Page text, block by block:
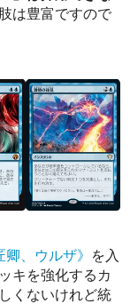
は豊富ですので
卿、ウルザ》 を入
キを強化するカ
くないけれど統